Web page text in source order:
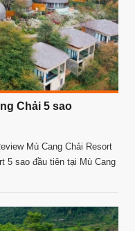
Chải 5 sao
Mù Cang Chải Resort
5 sao đầu tiên tại Mù Cang